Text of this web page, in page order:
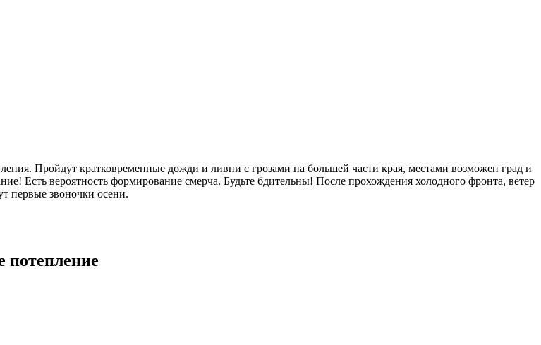
Пройдут кратковременные дожди и ливни с грозами на большей части края, местами возможен град и
Есть вероятность формирование смерча. Будьте бдительны! После прохождения холодного фронта, ветер
первые звоночки осени.
потепление